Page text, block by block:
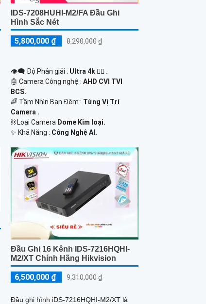
IDS-7208HUHI-M2/FA Đầu Ghi
Hình Sắc Nét
5,800,000 ₫ 8,290,000 ₫
👁️‍🗨 Độ Phân giải : Ultra 4k 👍🏾 .
🤖️ Camera Công nghệ : AHD CVI TVI
BCS.
🌈 Tầm Nhìn Ban Đêm : Từng Vị Trí
Camera .
⛓ Loại Camera Dome Kim loại.
️✨ Khả Năng : Công Nghệ AI.
Đầu Ghi 16 Kênh IDS-7216HQHI-
M2/XT Chính Hãng Hikvision
6,500,000 ₫ 9,310,000 ₫
Đầu ghi hình iDS-7216HQHI-M2/XT là